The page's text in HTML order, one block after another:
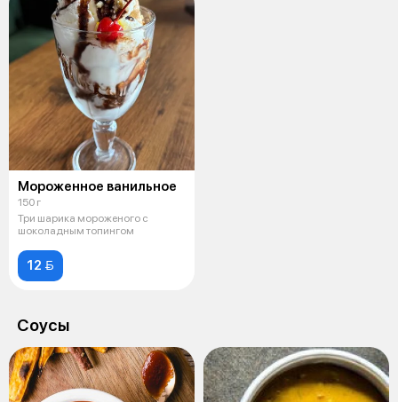
Мороженное ванильное
150 г
Три шарика мороженого с
шоколадным топингом
12 
Соусы